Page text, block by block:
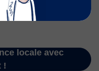
zones d’activité, tout en
locale avec
!